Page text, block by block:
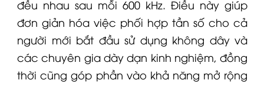
đơn giản hóa việc phối hợp tần số cho cả
người mới bắt đầu sử dụng không dây và
các chuyên gia dày dạn kinh nghiệm, đồng
thời cũng góp phần vào khả năng mở rộng
của hệ thống và số lượng kênh ấn tượng.